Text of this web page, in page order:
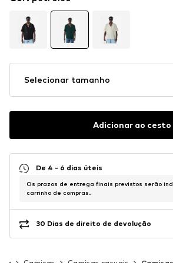
Selecionar tamanho
Adicionar ao cesto
De 4 - 6 dias úteis
Os prazos de entrega finais previstos serão
carrinho de compras.
30 Dias de direito de devolução